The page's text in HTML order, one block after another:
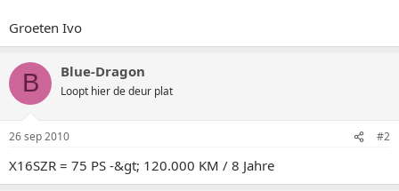
Groeten Ivo
B Blue-Dragon
Loopt hier de deur plat
26 sep 2010 #2
X16SZR = 75 PS -&gt; 120.000 KM / 8 Jahre